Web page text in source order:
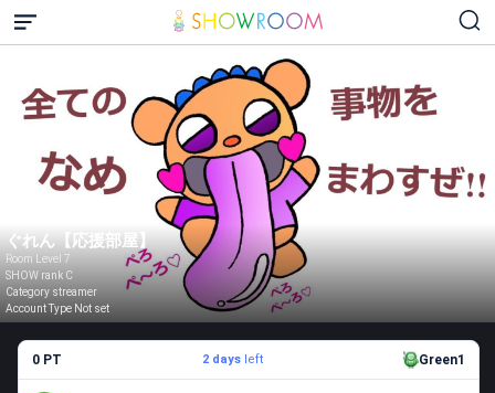
ぐれん【応援部屋】
Room Level 7
SHOW rank C
Category streamer
Account Type Not set
0 PT 2 daysleft Green1